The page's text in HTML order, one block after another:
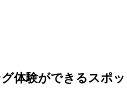
体験ができるスポ